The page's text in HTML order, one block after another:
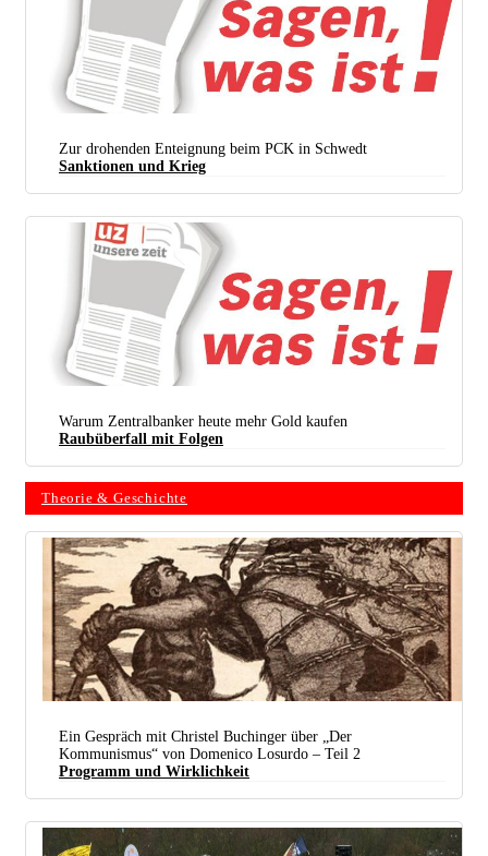
(Foto: Vincent Cziesla)
Zur drohenden Enteignung beim PCK in Schwedt
Sanktionen und Krieg
Warum Zentralbanker heute mehr Gold kaufen
Raubüberfall mit Folgen
Theorie & Geschichte
Ein Gespräch mit Christel Buchinger über „Der
Kommunismus“ von Domenico Losurdo – Teil 2
Programm und Wirklichkeit